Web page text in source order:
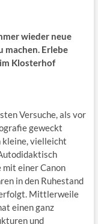
wieder neue
machen. Erlebe
Klosterhof
Versuche, als vor
geweckt
vielleicht
einer Canon
in den Ruhestand
Mittlerweile
einen ganz
und